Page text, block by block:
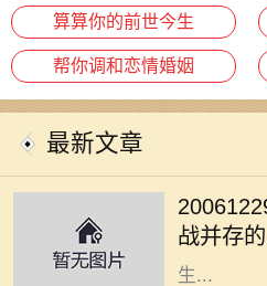
算算你的前世今生
帮你调和恋情婚姻
最新文章
战并存
都蕴含着
年12月29
运之路充
生...